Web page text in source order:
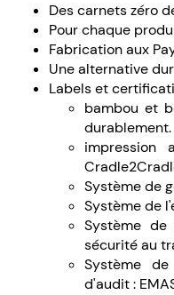
Des carnets zéro
Pour chaque
Fabrication aux
Une alternative
Labels et
bambou et
durablement.
impression
Système de
Système de
Système
sécurité au
Système
d'audit :